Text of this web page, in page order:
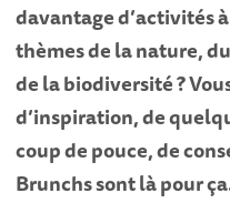
davantage d’activités
thèmes de la nature,
de la biodiversité ?
d’inspiration, de
coup de pouce, de
Brunchs sont là pour